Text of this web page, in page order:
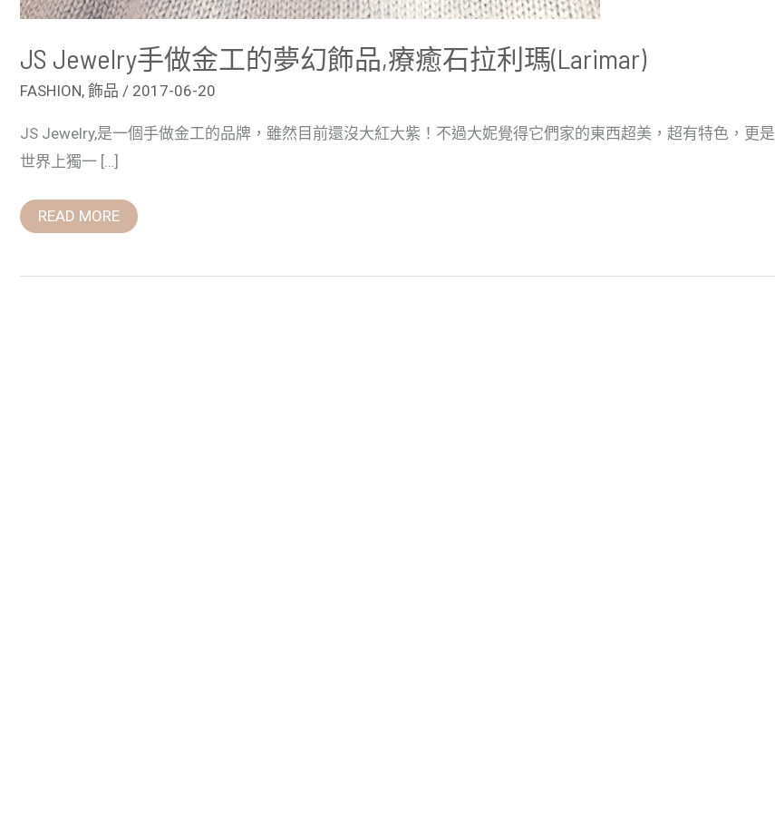
JS Jewelry手做金工的夢幻飾品,療癒石拉利瑪(Larimar)
FASHION, 飾品 / 2017-06-20
JS Jewelry,是一個手做金工的品牌，雖然目前還沒大紅大紫！不過大妮覺得它們家的東西超美，超有特色，更是
世界上獨一 […]
READ MORE